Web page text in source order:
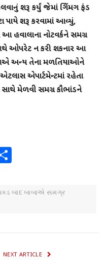
શરૂ કર્યું જેમાં ગેિંમગ ફંડ
પાયે શરૂ કરવામાં આવ્યું,
હવાલાના નોટવર્કને સમગ્ર
ઓપરેટ ન કરી શકનાર આ
અન્ય તેના મળતિયાઓને
એપાર્ટમેન્ટમાં રહેતા
મેળવી સમગ્ર કૌભાંડને
બાદ બાબાએ સમગ્ર
NEXT ARTICLE